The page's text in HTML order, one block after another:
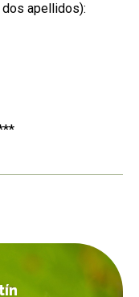
apellidos):